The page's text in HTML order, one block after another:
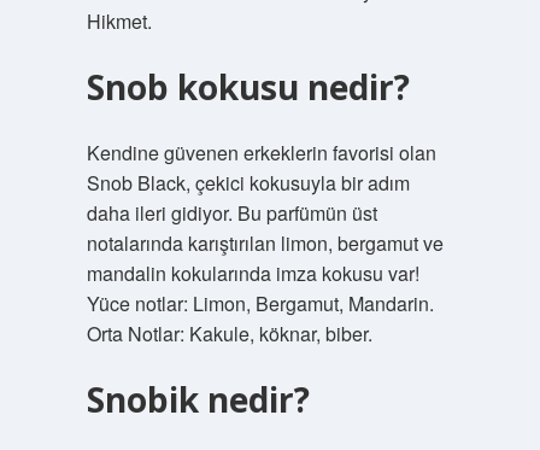
Hikmet.
Snob kokusu nedir?
Kendine güvenen erkeklerin favorisi olan
Snob Black, çekici kokusuyla bir adım
daha ileri gidiyor. Bu parfümün üst
notalarında karıştırılan limon, bergamut ve
mandalin kokularında imza kokusu var!
Yüce notlar: Limon, Bergamut, Mandarin.
Orta Notlar: Kakule, köknar, biber.
Snobik nedir?